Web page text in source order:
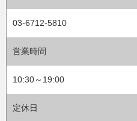
03-6712-5810
営業時間
10:30～19:00
定休日